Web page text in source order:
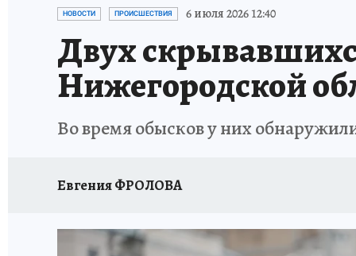
ИСПЫТАНО НА СЕБЕ
НОВОСТИ ПРОИСШЕСТВИЯ 6 июля 2026 12:40
Двух
Нижегородской
Во время обысков у них
Евгения ФРОЛОВА